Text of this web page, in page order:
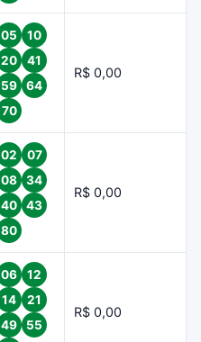
05
10
20
41
59
64
70
R$ 0,00
02
07
08
34
40
43
80
R$ 0,00
06
12
14
21
49
55
R$ 0,00